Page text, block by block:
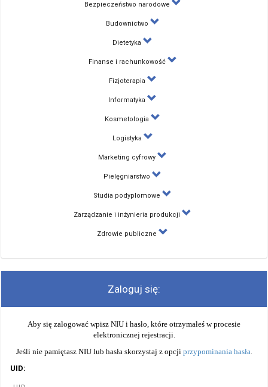
Bezpieczeństwo narodowe
Budownictwo
Dietetyka
Finanse i rachunkowość
Fizjoterapia
Informatyka
Kosmetologia
Logistyka
Marketing cyfrowy
Pielęgniarstwo
Studia podyplomowe
Zarządzanie i inżynieria produkcji
Zdrowie publiczne
Zaloguj się:
Aby się zalogować wpisz NIU i hasło, które otrzymałeś w procesie
elektronicznej rejestracji.
Jeśli nie pamiętasz NIU lub hasła skorzystaj z opcji przypominania hasła.
UID: